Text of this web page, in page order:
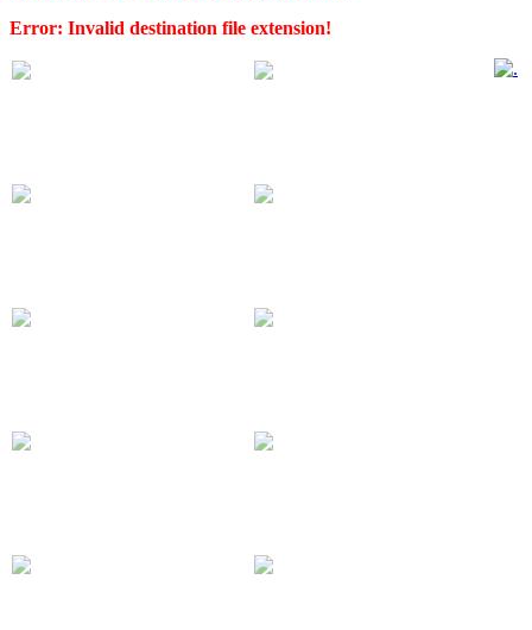
Error: Invalid destination file extension!